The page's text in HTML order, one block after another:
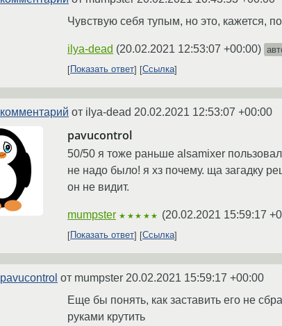
Чувствую себя тупым, но это, кажется,
ilya-dead (20.02.2021 12:53:07 +00:00)
Показать ответ
Ссылка
комментарий от ilya-dead 20.02.2021 12:53:07 +00:00
pavucontrol
50/50 я тоже раньше alsamixer
не надо было! я хз почему. ща загадку
он не видит.
mumpster ★★★★★ (20.02.2021 15:59:17
Показать ответ Ссылка
pavucontrol от mumpster 20.02.2021 15:59:17 +00:00
Еще бы понять, как заставить его не
руками крутить